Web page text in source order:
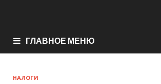
ГЛАВНОЕ МЕНЮ
НАЛОГИ